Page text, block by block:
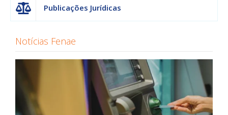
Publicações Jurídicas
Notícias Fenae